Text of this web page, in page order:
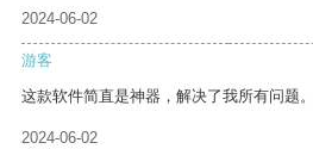
2024-06-02
游客
这款软件简直是神器，解决了我所有问题。
2024-06-02